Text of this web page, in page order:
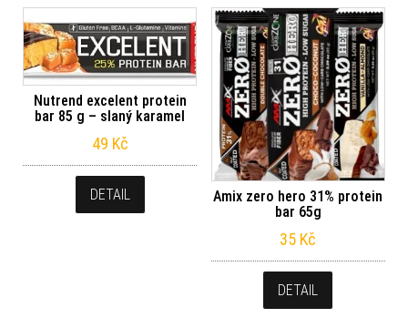
Nutrend excelent protein
bar 85 g – slaný karamel
49 Kč
DETAIL
Amix zero hero 31% protein
bar 65g
35 Kč
DETAIL